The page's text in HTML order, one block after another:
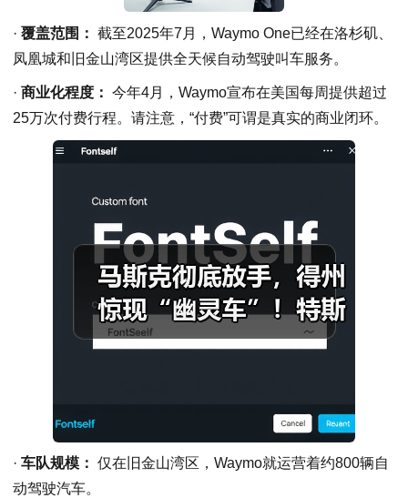
· 覆盖范围： 截至2025年7月，Waymo One已经在洛杉矶、
凤凰城和旧金山湾区提供全天候自动驾驶叫车服务。
· 商业化程度： 今年4月，Waymo宣布在美国每周提供超过
25万次付费行程。请注意，“付费”可谓是真实的商业闭环。
· 车队规模： 仅在旧金山湾区，Waymo就运营着约800辆自
动驾驶汽车。